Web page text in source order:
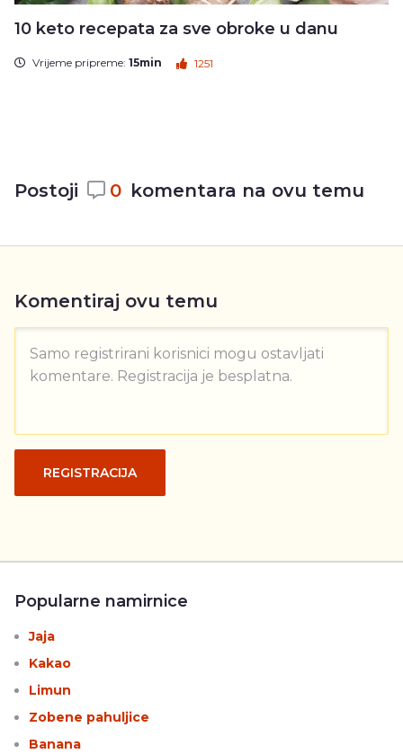
10 keto recepata za sve obroke u danu
Vrijeme pripreme: 15min 1251
Postoji 0 komentara na ovu temu
Komentiraj ovu temu
Samo registrirani korisnici mogu ostavljati
komentare. Registracija je besplatna.
REGISTRACIJA
Popularne namirnice
Jaja
Kakao
Limun
Zobene pahuljice
Banana